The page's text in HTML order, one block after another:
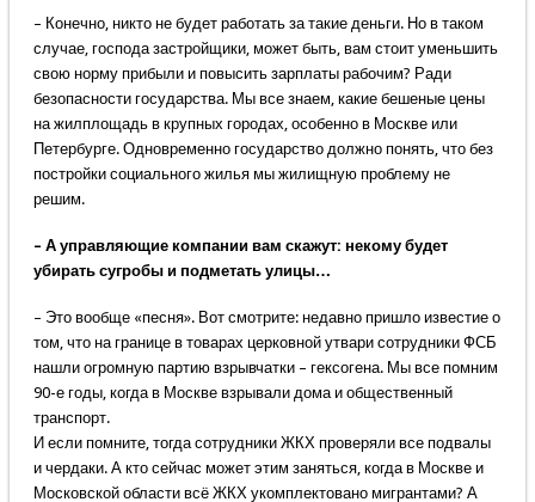
– Конечно, никто не будет работать за такие деньги. Но в таком
случае, господа застройщики, может быть, вам стоит уменьшить
свою норму прибыли и повысить зарплаты рабочим? Ради
безопасности государства. Мы все знаем, какие бешеные цены
на жилплощадь в крупных городах, особенно в Москве или
Петербурге. Одновременно государство должно понять, что без
постройки социального жилья мы жилищную проблему не
решим.
– А управляющие компании вам скажут: некому будет
убирать сугробы и подметать улицы…
– Это вообще «песня». Вот смотрите: недавно пришло известие о
том, что на границе в товарах церковной утвари сотрудники ФСБ
нашли огромную партию взрывчатки – гексогена. Мы все помним
90-е годы, когда в Москве взрывали дома и общественный
транспорт.
И если помните, тогда сотрудники ЖКХ проверяли все подвалы
и чердаки. А кто сейчас может этим заняться, когда в Москве и
Московской области всё ЖКХ укомплектовано мигрантами? А